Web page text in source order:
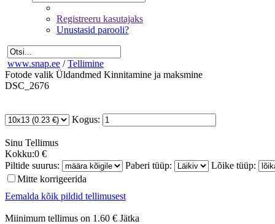
Registreeru kasutajaks
Unustasid parooli?
www.snap.ee / Tellimine
Fotode valik Üldandmed Kinnitamine ja maksmine
DSC_2676
Kogus:
Sinu Tellimus
Kokku:0 €
Piltide suurus:
Paberi tüüp:
Lõike tüüp:
Mitte korrigeerida
Eemalda kõik pildid tellimusest
Miinimum tellimus on 1.60 € Jätka